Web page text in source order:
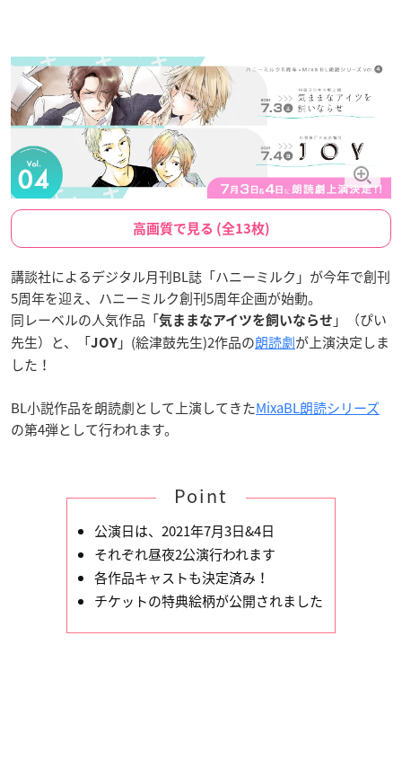
高画質で見る (全13枚)
講談社によるデジタル月刊BL誌「ハニーミルク」が今年で創刊
5周年を迎え、ハニーミルク創刊5周年企画が始動。
同レーベルの人気作品「気ままなアイツを飼いならせ 」（ぴい
先生）と、「JOY 」(絵津鼓先生)2作品の朗読劇が上演決定しま
した！
BL小説作品を朗読劇として上演してきたMixaBL朗読シリーズ
の第4弾として行われます。
Point
公演日は、2021年7月3日&4日
それぞれ昼夜2公演行われます
各作品キャストも決定済み！
チケットの特典絵柄が公開されました